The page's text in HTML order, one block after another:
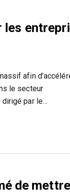
les
afin
le secteur
par le…
de